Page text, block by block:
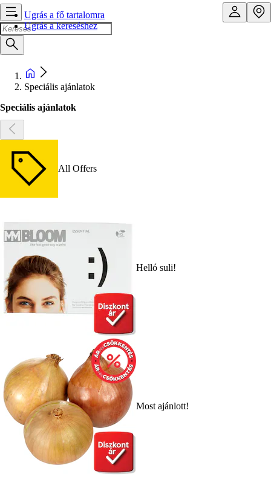
Ugrás a fő tartalomra
Ugrás a kereséshez
Speciális ajánlatok
Speciális ajánlatok
All Offers
Helló suli!
Most ajánlott!